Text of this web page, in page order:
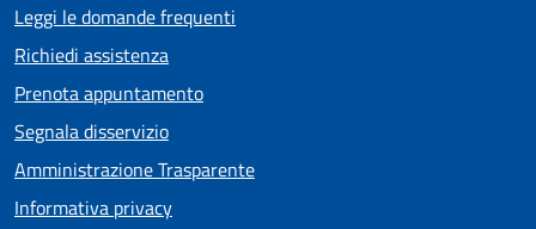
Leggi le domande frequenti
Richiedi assistenza
Prenota appuntamento
Segnala disservizio
Amministrazione Trasparente
Informativa privacy